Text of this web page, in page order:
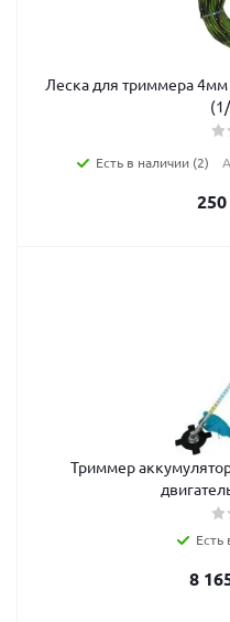
Леска для триммера 4мм
Есть в наличии (2)
250
Триммер
Есть
8